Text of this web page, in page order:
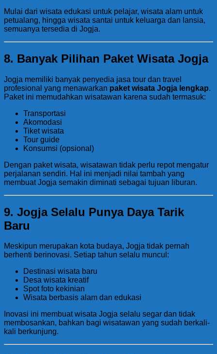
Mulai dari wisata edukasi untuk pelajar, wisata alam untuk
petualang, hingga wisata santai untuk keluarga dan lansia,
semuanya tersedia di Jogja.
8. Banyak Pilihan Paket Wisata Jogja
Jogja memiliki banyak penyedia jasa tour dan travel
profesional yang menawarkan paket wisata Jogja lengkap.
Paket ini memudahkan wisatawan karena sudah termasuk:
Transportasi
Akomodasi
Tiket wisata
Tour guide
Konsumsi (opsional)
Dengan paket wisata, wisatawan tidak perlu repot mengatur
perjalanan sendiri. Hal ini menjadi nilai tambah yang
membuat Jogja semakin diminati sebagai tujuan liburan.
9. Jogja Selalu Punya Daya Tarik
Baru
Meskipun merupakan kota budaya, Jogja tidak pernah
berhenti berinovasi. Setiap tahun selalu muncul:
Destinasi wisata baru
Desa wisata kreatif
Spot foto kekinian
Wisata berbasis alam dan edukasi
Inovasi ini membuat wisata Jogja selalu segar dan tidak
membosankan, bahkan bagi wisatawan yang sudah berkali-
kali berkunjung.